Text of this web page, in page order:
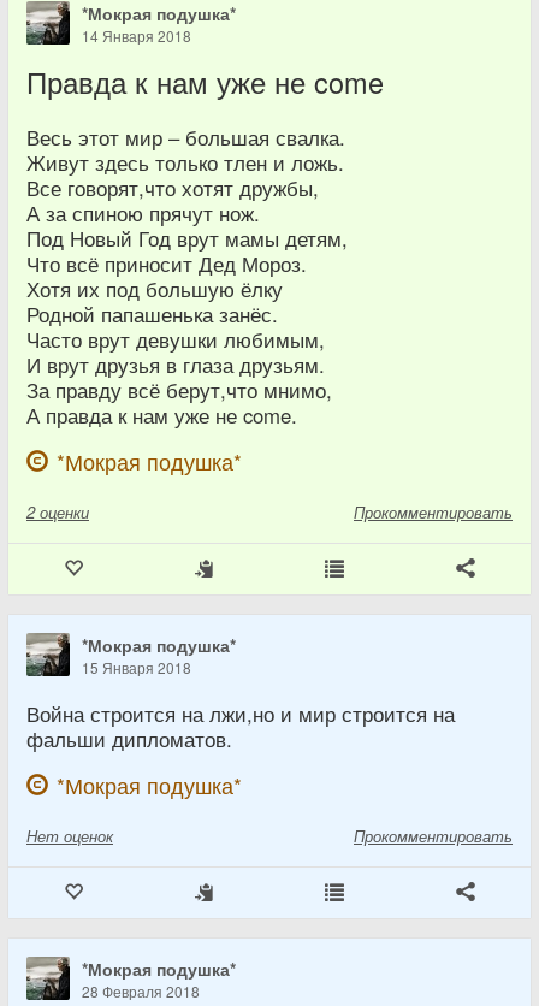
*Мокрая подушка*
14 Января 2018
Правда к нам уже не come
Весь этот мир – большая свалка.
Живут здесь только тлен и ложь.
Все говорят,что хотят дружбы,
А за спиною прячут нож.
Под Новый Год врут мамы детям,
Что всё приносит Дед Мороз.
Хотя их под большую ёлку
Родной папашенька занёс.
Часто врут девушки любимым,
И врут друзья в глаза друзьям.
За правду всё берут,что мнимо,
А правда к нам уже не come.
*Мокрая подушка*
2 оценки Прокомментировать
*Мокрая подушка*
15 Января 2018
Война строится на лжи,но и мир строится на
фальши дипломатов.
*Мокрая подушка*
Нет оценок Прокомментировать
*Мокрая подушка*
28 Февраля 2018